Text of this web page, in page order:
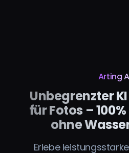
Arting
Unbegrenzter
für Fotos –
ohne
Erlebe